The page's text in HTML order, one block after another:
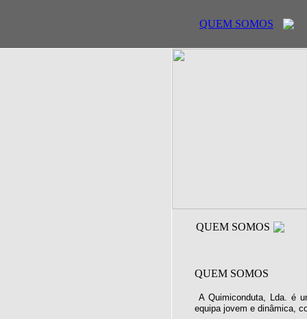
QUEM SOMOS
QUEM SOMOS
QUEM SOMOS
A Quimiconduta, Lda. é
equipa jovem e dinâmica,